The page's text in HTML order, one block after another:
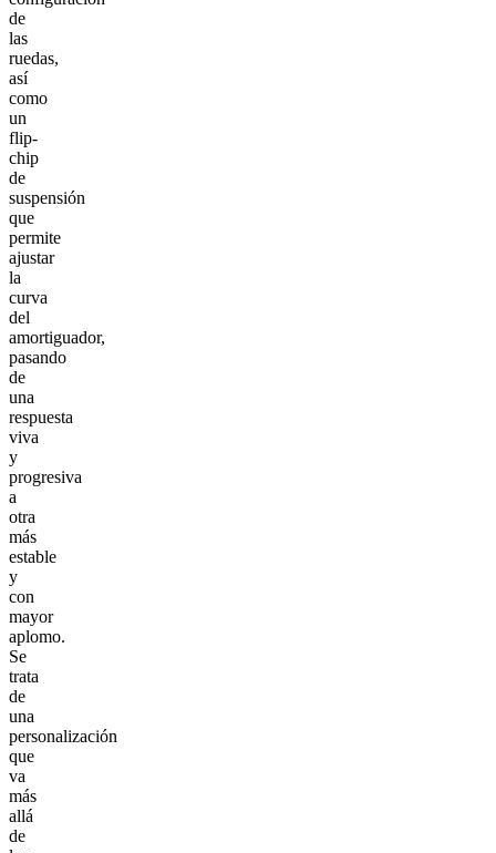
de
las
ruedas,
así
como
un
flip-
chip
de
suspensión
que
permite
ajustar
la
curva
del
amortiguador,
pasando
de
una
respuesta
viva
y
progresiva
a
otra
más
estable
y
con
mayor
aplomo.
Se
trata
de
una
personalización
que
va
más
allá
de